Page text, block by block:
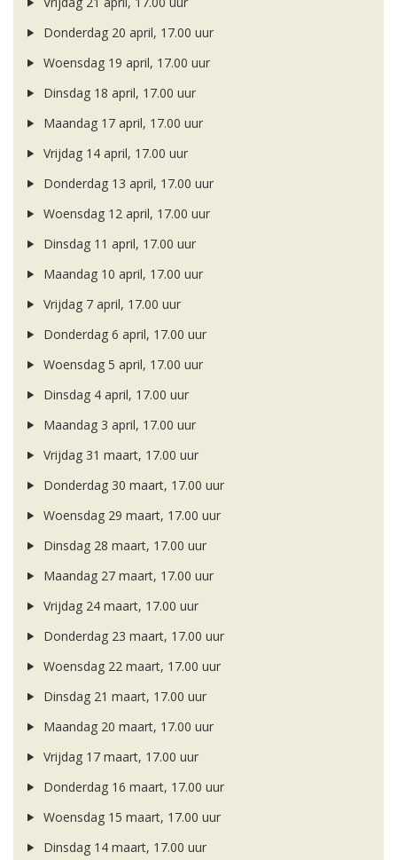
Donderdag 20 april, 17.00 uur
Woensdag 19 april, 17.00 uur
Dinsdag 18 april, 17.00 uur
Maandag 17 april, 17.00 uur
Vrijdag 14 april, 17.00 uur
Donderdag 13 april, 17.00 uur
Woensdag 12 april, 17.00 uur
Dinsdag 11 april, 17.00 uur
Maandag 10 april, 17.00 uur
Vrijdag 7 april, 17.00 uur
Donderdag 6 april, 17.00 uur
Woensdag 5 april, 17.00 uur
Dinsdag 4 april, 17.00 uur
Maandag 3 april, 17.00 uur
Vrijdag 31 maart, 17.00 uur
Donderdag 30 maart, 17.00 uur
Woensdag 29 maart, 17.00 uur
Dinsdag 28 maart, 17.00 uur
Maandag 27 maart, 17.00 uur
Vrijdag 24 maart, 17.00 uur
Donderdag 23 maart, 17.00 uur
Woensdag 22 maart, 17.00 uur
Dinsdag 21 maart, 17.00 uur
Maandag 20 maart, 17.00 uur
Vrijdag 17 maart, 17.00 uur
Donderdag 16 maart, 17.00 uur
Woensdag 15 maart, 17.00 uur
Dinsdag 14 maart, 17.00 uur